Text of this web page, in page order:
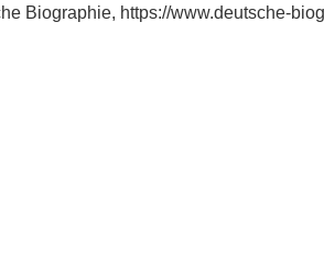
Biographie, https://www.deutsche-